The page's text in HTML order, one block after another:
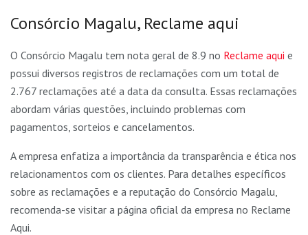
Consórcio Magalu, Reclame aqui
O Consórcio Magalu tem nota geral de 8.9 no Reclame aqui e
possui diversos registros de reclamações com um total de
2.767 reclamações até a data da consulta. Essas reclamações
abordam várias questões, incluindo problemas com
pagamentos, sorteios e cancelamentos.
A empresa enfatiza a importância da transparência e ética nos
relacionamentos com os clientes. Para detalhes específicos
sobre as reclamações e a reputação do Consórcio Magalu,
recomenda-se visitar a página oficial da empresa no Reclame
Aqui.